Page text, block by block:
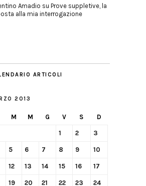
Amadio su Prove suppletive, la
alla mia interrogazione
ARTICOLI
2013
M M G V S D
1 2 3
5 6 7 8 9 10
12 13 14 15 16 17
19 20 21 22 23 24